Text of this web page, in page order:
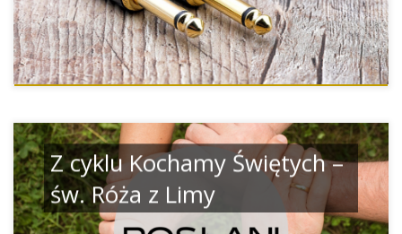
Z cyklu Kochamy Świętych –
św. Róża z Limy